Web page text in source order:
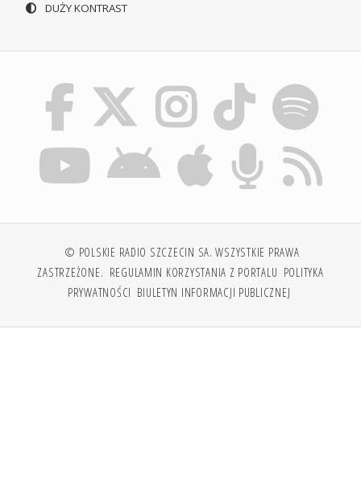
DUŻY KONTRAST
© POLSKIE RADIO SZCZECIN SA. WSZYSTKIE PRAWA
ZASTRZEŻONE. REGULAMIN KORZYSTANIA Z PORTALU POLITYKA
PRYWATNOŚCI BIULETYN INFORMACJI PUBLICZNEJ